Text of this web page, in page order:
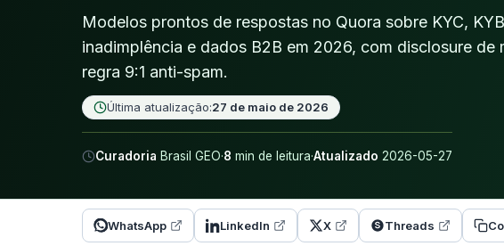
Modelos prontos de respostas no Quora sobre KYC,
inadimplência e dados B2B em 2026, com disclosure de
regra 9:1 anti-spam.
Última atualização:27 de maio de 2026
Curadoria Brasil GEO·8 min de leitura·Atualizado 2026-05-27
WhatsApp LinkedIn X Threads